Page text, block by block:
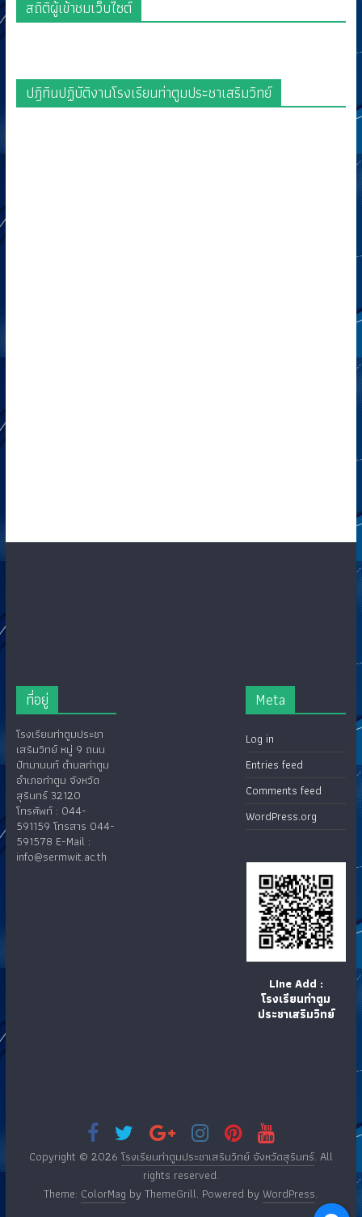
สถิติผู้เข้าชมเว็บไซต์
ปฎิทินปฏิบัติงานโรงเรียนท่าตูมประชาเสริมวิทย์
ที่อยู่
โรงเรียนท่าตูมประชา
เสริมวิทย์ หมู่ 9 ถนน
ปัทมานนท์ ตำบลท่าตูม
อำเภอท่าตูม จังหวัด
สุรินทร์ 32120
โทรศัพท์ : 044-
591159 โทรสาร 044-
591578 E-Mail :
info@sermwit.ac.th
Meta
Log in
Entries feed
Comments feed
WordPress.org
LIne Add :
โรงเรียนท่าตูม
ประชาเสริมวิทย์
Copyright © 2026 โรงเรียนท่าตูมประชาเสริมวิทย์ จังหวัดสุรินทร์. All
rights reserved.
Theme: ColorMag by ThemeGrill. Powered byWordPress.